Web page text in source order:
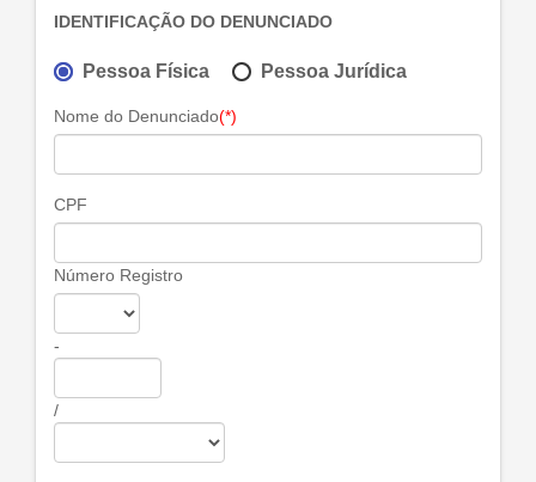
IDENTIFICAÇÃO DO DENUNCIADO
Pessoa Física Pessoa Jurídica
Nome do Denunciado(*)
CPF
Número Registro
-
/